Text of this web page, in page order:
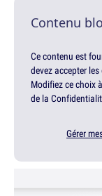
Contenu
Ce contenu est
devez accepter
Modifiez ce choix
de la
Gérer